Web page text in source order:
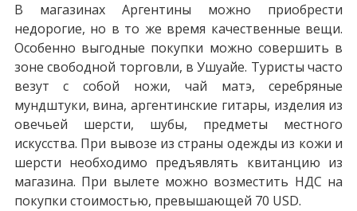
В магазинах Аргентины можно приобрести
недорогие, но в то же время качественные вещи.
Особенно выгодные покупки можно совершить в
зоне свободной торговли, в Ушуайе. Туристы часто
везут с собой ножи, чай матэ, серебряные
мундштуки, вина, аргентинские гитары, изделия из
овечьей шерсти, шубы, предметы местного
искусства. При вывозе из страны одежды из кожи и
шерсти необходимо предъявлять квитанцию из
магазина. При вылете можно возместить НДС на
покупки стоимостью, превышающей 70 USD.